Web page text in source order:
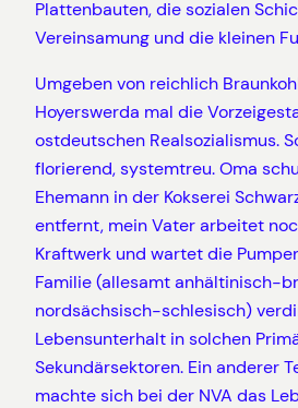
Plattenbauten, die sozialen
Vereinsamung und die kleinen
Umgeben von reichlich
Hoyerswerda mal die
ostdeutschen Realsozialismus.
florierend, systemtreu. Oma
Ehemann in der Kokserei
entfernt, mein Vater arbeitet
Kraftwerk und wartet die
Familie (allesamt anhältinisch-
nordsächsisch-schlesisch)
Lebensunterhalt in solchen
Sekundärsektoren. Ein anderer
machte sich bei der NVA das